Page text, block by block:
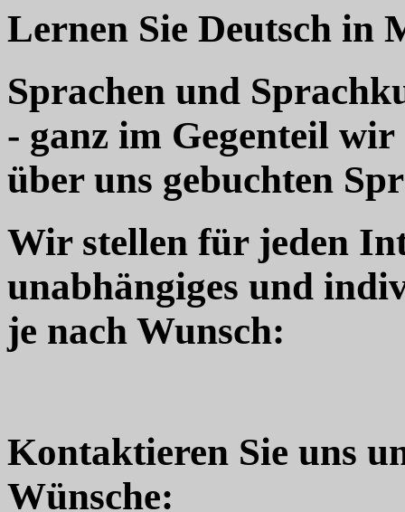
Lernen Sie Deutsch in
Sprachen und
- ganz im Gegenteil
über uns gebuchten
Wir stellen für jeden
unabhängiges und
je nach Wunsch:
Kontaktieren Sie uns
Wünsche: